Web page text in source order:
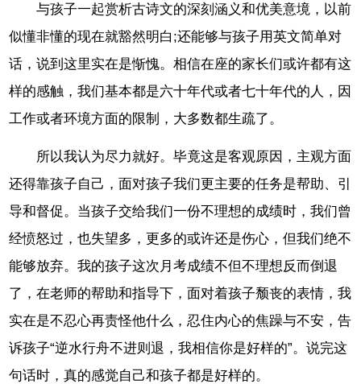
与孩子一起赏析古诗文的深刻涵义和优美意境，以前
似懂非懂的现在就豁然明白;还能够与孩子用英文简单对
话，说到这里实在是惭愧。相信在座的家长们或许都有这
样的感触，我们基本都是六十年代或者七十年代的人，因
工作或者环境方面的限制，大多数都生疏了。
所以我认为尽力就好。毕竟这是客观原因，主观方面
还得靠孩子自己，面对孩子我们更主要的任务是帮助、引
导和督促。当孩子交给我们一份不理想的成绩时，我们曾
经愤怒过，也失望多，更多的或许还是伤心，但我们绝不
能够放弃。我的孩子这次月考成绩不但不理想反而倒退
了，在老师的帮助和指导下，面对着孩子颓丧的表情，我
实在是不忍心再责怪他什么，忍住内心的焦躁与不安，告
诉孩子“逆水行舟不进则退，我相信你是好样的”。说完这
句话时，真的感觉自己和孩子都是好样的。